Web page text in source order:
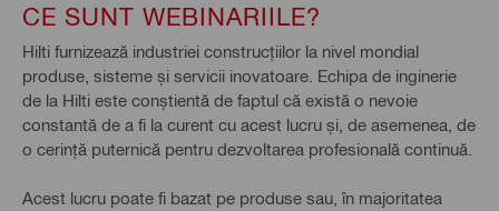
CE SUNT WEBINARIILE?
Hilti furnizează industriei construcțiilor la nivel mondial
produse, sisteme și servicii inovatoare. Echipa de inginerie
de la Hilti este conștientă de faptul că există o nevoie
constantă de a fi la curent cu acest lucru și, de asemenea, de
o cerință puternică pentru dezvoltarea profesională continuă.
Acest lucru poate fi bazat pe produse sau, în majoritatea